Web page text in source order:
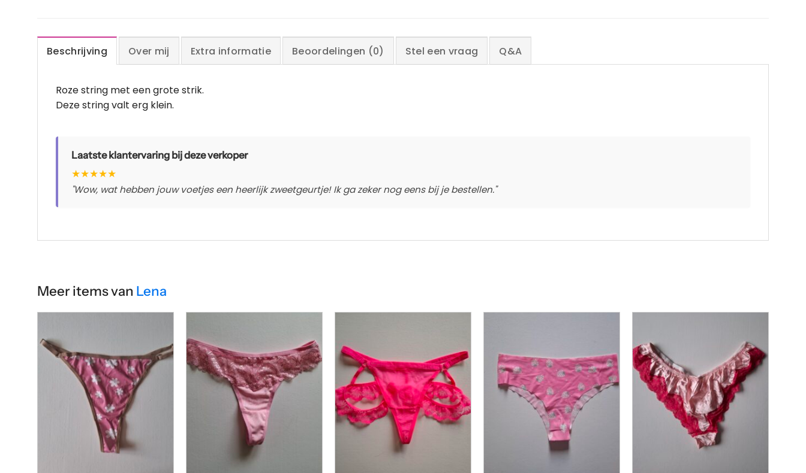
Beschrijving Over mij Extra informatie Beoordelingen (0) Stel een vraag Q&A
Roze string met een grote strik.
Deze string valt erg klein.
Laatste klantervaring bij deze verkoper
★★★★★
"Wow, wat hebben jouw voetjes een heerlijk zweetgeurtje! Ik ga zeker nog eens bij je bestellen."
Meer items van Lena